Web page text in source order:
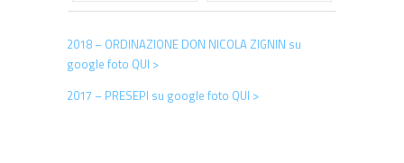
2018 – ORDINAZIONE DON NICOLA ZIGNIN su
google foto QUI >
2017 – PRESEPI su google foto QUI >